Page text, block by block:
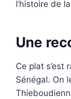
l’histoire de
Une
Ce plat s’est
Sénégal. On